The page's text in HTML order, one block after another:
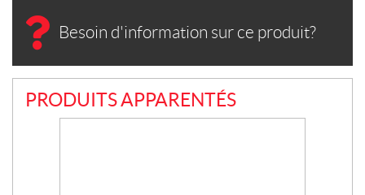
Besoin d'information sur ce produit?
PRODUITS APPARENTÉS